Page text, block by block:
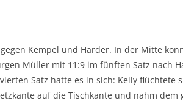
Kempel und Harder. In der Mitte
Müller mit 11:9 im fünften Satz nach
Satz hatte es in sich: Kelly flüchtete
auf die Tischkante und nahm dem